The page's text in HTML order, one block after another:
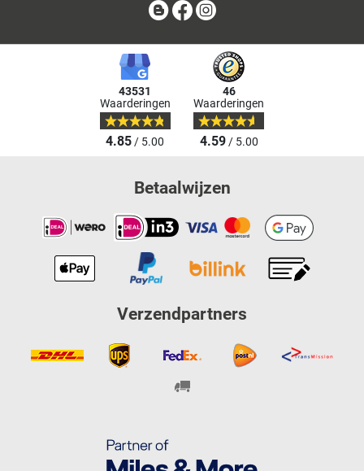
BlogFacebook
43531
Waarderingen
4.85/ 5.00
46
Waarderingen
4.59/ 5.00
Betaalwijzen
Verzendpartners